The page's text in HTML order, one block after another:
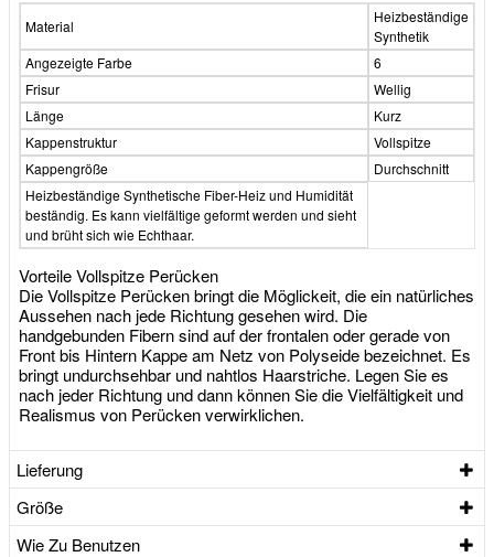
Material
Heizbeständige
Synthetik
Angezeigte Farbe
6
Frisur
Wellig
Länge
Kurz
Kappenstruktur
Vollspitze
Kappengröße
Durchschnitt
Heizbeständige Synthetische Fiber-Heiz und Humidität
beständig. Es kann vielfältige geformt werden und sieht
und brüht sich wie Echthaar.
Vorteile Vollspitze Perücken
Die Vollspitze Perücken bringt die Möglickeit, die ein natürliches
Aussehen nach jede Richtung gesehen wird. Die
handgebunden Fibern sind auf der frontalen oder gerade von
Front bis Hintern Kappe am Netz von Polyseide bezeichnet. Es
bringt undurchsehbar und nahtlos Haarstriche. Legen Sie es
nach jeder Richtung und dann können Sie die Vielfältigkeit und
Realismus von Perücken verwirklichen.
Lieferung
Größe
Wie Zu Benutzen